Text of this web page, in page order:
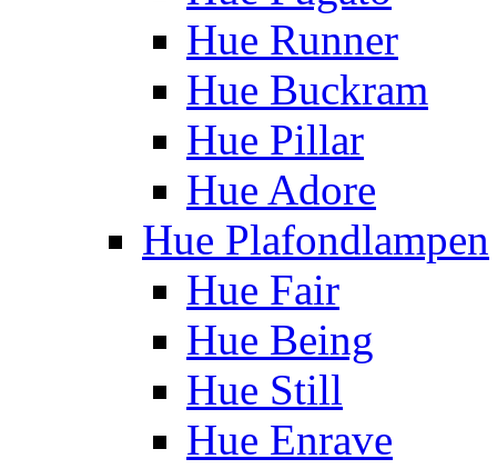
Hue Runner
Hue Buckram
Hue Pillar
Hue Adore
Hue Plafondlampen
Hue Fair
Hue Being
Hue Still
Hue Enrave